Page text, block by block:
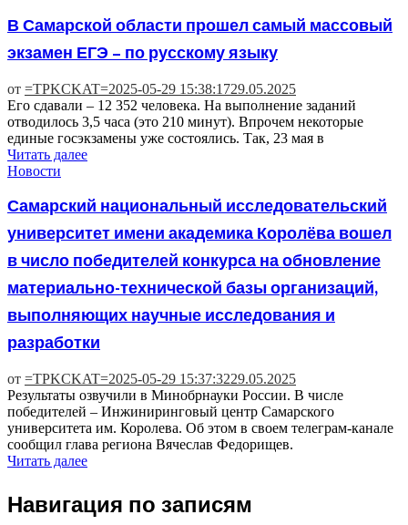
В Самарской области прошел самый массовый
экзамен ЕГЭ – по русскому языку
от =TPKCKAT=2025-05-29 15:38:1729.05.2025
Его сдавали – 12 352 человека. На выполнение заданий
отводилось 3,5 часа (это 210 минут). Впрочем некоторые
единые госэкзамены уже состоялись. Так, 23 мая в
Читать далее
Новости
Самарский национальный исследовательский
университет имени академика Королёва вошел
в число победителей конкурса на обновление
материально-технической базы организаций,
выполняющих научные исследования и
разработки
от =TPKCKAT=2025-05-29 15:37:3229.05.2025
Результаты озвучили в Минобрнауки России. В числе
победителей – Инжиниринговый центр Самарского
университета им. Королева. Об этом в своем телеграм-канале
сообщил глава региона Вячеслав Федорищев.
Читать далее
Навигация по записям